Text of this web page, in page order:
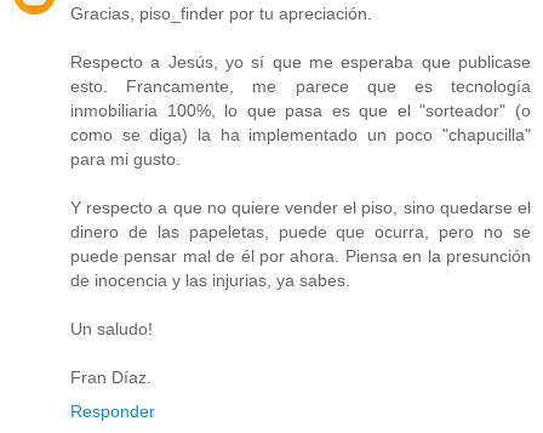
Gracias, piso_finder por tu apreciación.
Respecto a Jesús, yo sí que me esperaba que publicase
esto. Francamente, me parece que es tecnología
inmobiliaria 100%, lo que pasa es que el "sorteador" (o
como se diga) la ha implementado un poco "chapucilla"
para mi gusto.
Y respecto a que no quiere vender el piso, sino quedarse el
dinero de las papeletas, puede que ocurra, pero no se
puede pensar mal de él por ahora. Piensa en la presunción
de inocencia y las injurias, ya sabes.
Un saludo!
Fran Díaz.
Responder